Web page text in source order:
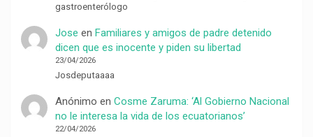
gastroenterólogo
Jose en Familiares y amigos de padre detenido
dicen que es inocente y piden su libertad
23/04/2026
Josdeputaaaa
Anónimo en Cosme Zaruma: ‘Al Gobierno Nacional
no le interesa la vida de los ecuatorianos’
22/04/2026